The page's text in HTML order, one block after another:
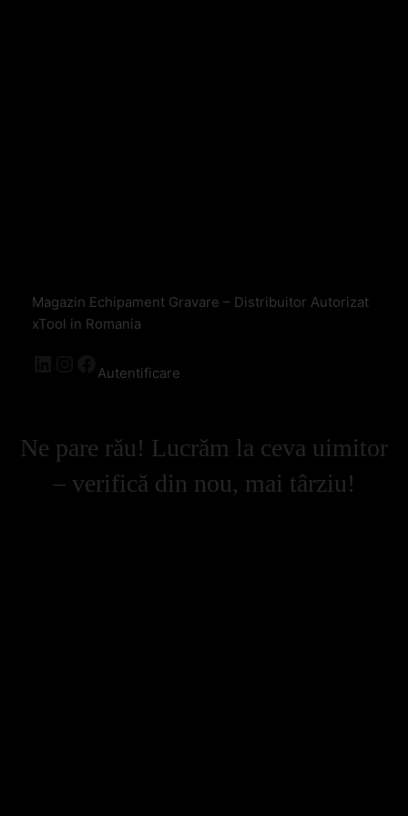
Magazin Echipament Gravare – Distribuitor Autorizat
xTool in Romania
Autentificare
Ne pare rău! Lucrăm la ceva uimitor
– verifică din nou, mai târziu!